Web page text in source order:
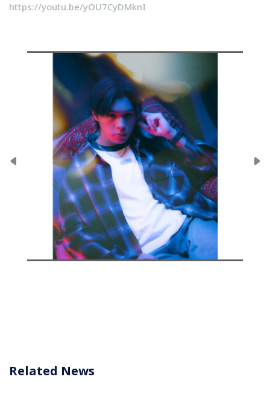
https://youtu.be/yOU7CyDMknI
Related News